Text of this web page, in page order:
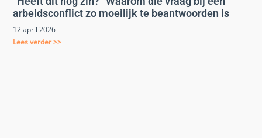
arbeidsconflict zo moeilijk te beantwoorden is
12 april 2026
Lees verder >>